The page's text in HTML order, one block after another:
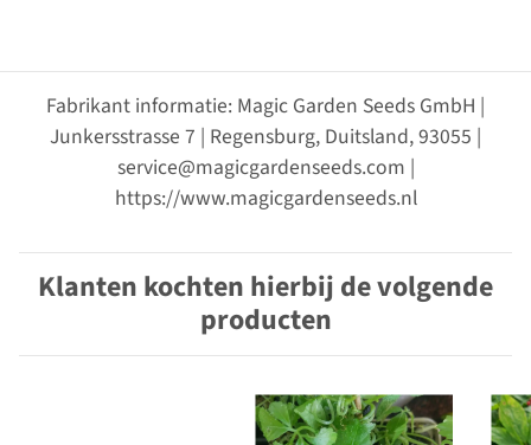
Fabrikant informatie: Magic Garden Seeds GmbH |
Junkersstrasse 7 | Regensburg, Duitsland, 93055 |
service@magicgardenseeds.com |
https://www.magicgardenseeds.nl
Klanten kochten hierbij de volgende
producten